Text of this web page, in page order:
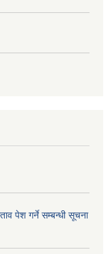
पेश गर्ने सम्बन्धी सूचना